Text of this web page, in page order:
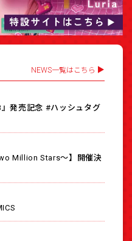
NEWS一覧はこちら
発売記念 #ハッシュタグ
Million Stars〜】開催決